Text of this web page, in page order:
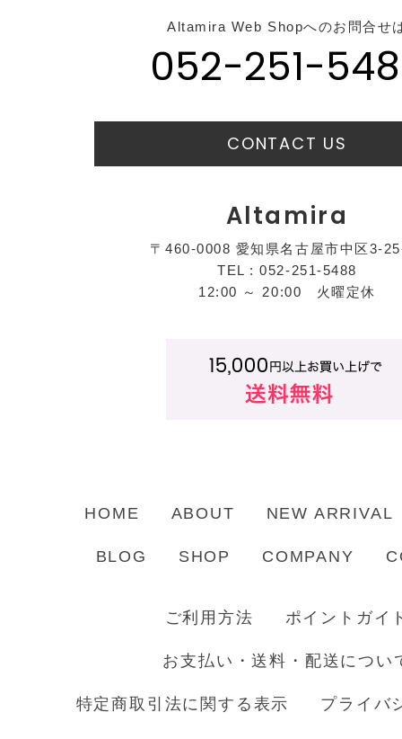
Altamira Web Shopへのお問合せ
052-251-
CONTACT US
Altamira
〒460-0008 愛知県名古屋市中区3-
TEL : 052-251-5488
12:00 ～ 20:00 火曜定休
HOME ABOUT NEW ARRIVAL
BLOG SHOP COMPANY
ご利用方法 ポイントガイ
お支払い・送料・配送につい
特定商取引法に関する表示 プライバ